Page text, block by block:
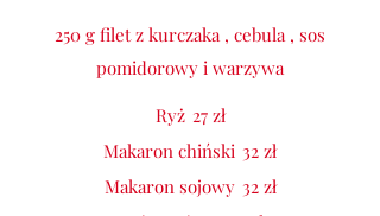
250 g filet z kurczaka , cebula , sos
pomidorowy i warzywa
Ryż 27 zł
Makaron chiński 32 zł
Makaron sojowy 32 zł